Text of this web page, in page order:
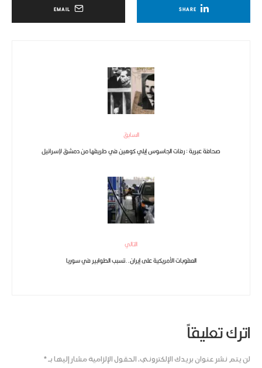
SHARE
EMAIL
السابق
صحافة عبرية : رفات الجاسوس إيلي كوهين في طريقها من دمشق لإسرائيل
التالي
العقوبات الأمريكية على إيران..تسبب الطوابير في سوريا
اترك تعليقاً
لن يتم نشر عنوان بريدك الإلكتروني. الحقول الإلزامية مشار إليها بـ*